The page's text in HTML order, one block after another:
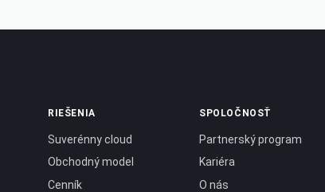
RIEŠENIA
Suverénny cloud
Obchodný model
Cenník
SPOLOČNOSŤ
Partnerský program
Kariéra
O nás